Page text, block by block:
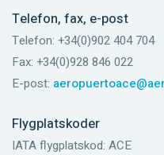
Telefon, fax, e-post
Telefon: +34(0)902 404 704
Fax: +34(0)928 846 022
E-post:
Flygplatskoder
IATA flygplatskod: ACE